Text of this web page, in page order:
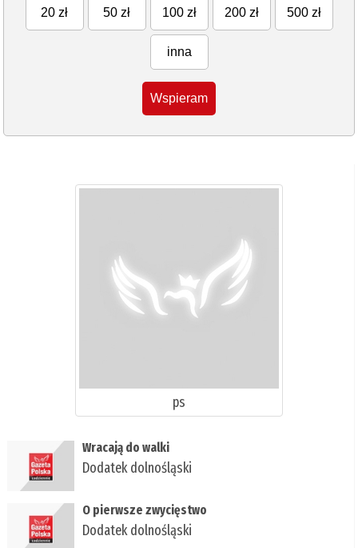
20 zł 50 zł 100 zł 200 zł 500 zł
inna
Wspieram
ps
Wracają do walki
Dodatek dolnośląski
O pierwsze zwycięstwo
Dodatek dolnośląski